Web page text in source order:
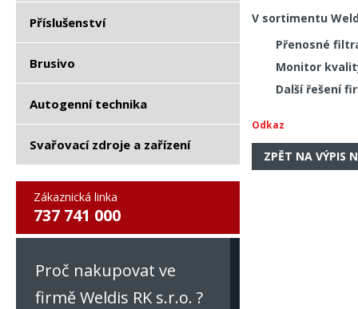
Příslušenství
Brusivo
Autogenní technika
Svařovací zdroje a zařízení
Zákaznická linka
737 741 000
Proč nakupovat ve
firmě Weldis RK s.r.o. ?
V sortimentu
Přenosné
Monitor
Další řešení
Odkaz
ZPĚT NA VÝPIS